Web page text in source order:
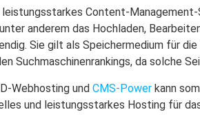
Content-
anderem das Hochladen,
Sie gilt als Speichermedium für
Suchmaschinenrankings, da solche
Webhosting und CMS-Power kann
und leistungsstarkes Hosting für